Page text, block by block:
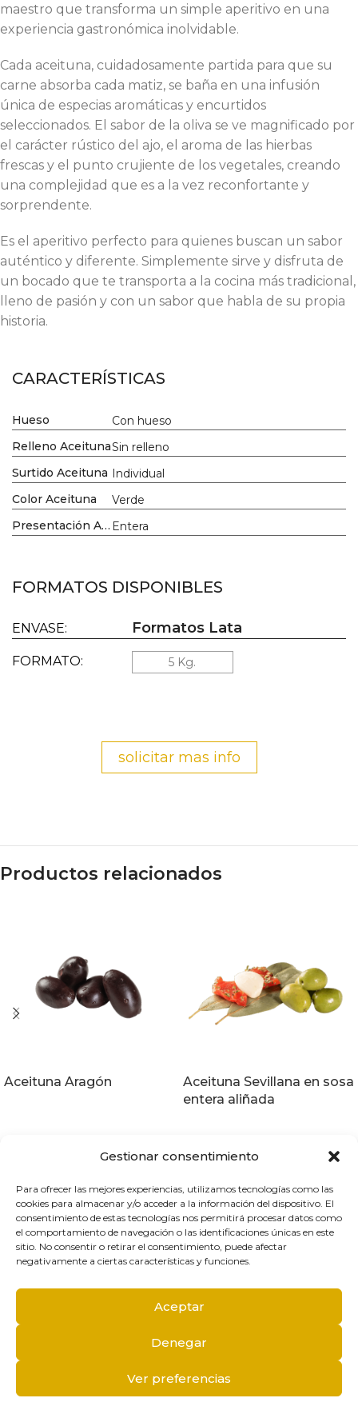
Gestionar consentimiento
Para ofrecer las mejores experiencias, utilizamos tecnologías como las
cookies para almacenar y/o acceder a la información del dispositivo. El
consentimiento de estas tecnologías nos permitirá procesar datos como
el comportamiento de navegación o las identificaciones únicas en este
sitio. No consentir o retirar el consentimiento, puede afectar
negativamente a ciertas características y funciones.
Aceptar
Denegar
Ver preferencias
maestro que transforma un simple aperitivo en una
experiencia gastronómica inolvidable.
Cada aceituna, cuidadosamente partida para que su
carne absorba cada matiz, se baña en una infusión
única de especias aromáticas y encurtidos
seleccionados. El sabor de la oliva se ve magnificado por
el carácter rústico del ajo, el aroma de las hierbas
frescas y el punto crujiente de los vegetales, creando
una complejidad que es a la vez reconfortante y
sorprendente.
Es el aperitivo perfecto para quienes buscan un sabor
auténtico y diferente. Simplemente sirve y disfruta de
un bocado que te transporta a la cocina más tradicional,
lleno de pasión y con un sabor que habla de su propia
historia.
CARACTERÍSTICAS
Hueso
Con hueso
Relleno AceitunaSin relleno
Surtido Aceituna Individual
Color Aceituna
Verde
Presentación Aceituna Entera
FORMATOS DISPONIBLES
ENVASE: Formatos Lata
FORMATO: 5 Kg.
solicitar mas info
Productos relacionados
Aceituna Aragón
Aceituna Sevillana en sosa
entera aliñada
Política de cookies
968 88 06 78
aceitunasjuanfra@aceitunasjuanfra.es
Calle Camino Villa Bernal, Nº 15
30120 El Palmar, Murcia